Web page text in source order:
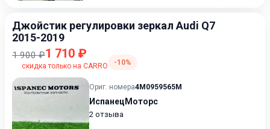
Джойстик регулировки зеркал Audi Q7
2015-2019
1 900 ₽1 710 ₽
скидка только на CARRO -10%
Ориг. номера4M0959565M
ИспанецМоторс
2 отзыва